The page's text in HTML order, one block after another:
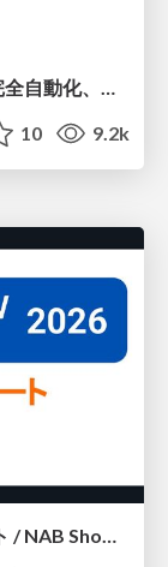
「エンジニア進化論」2028年の開発完全自動化、エンジニアはどう進化するか
10 9.2k
NAB Show 2026 動画技術関連レポート / NAB Show 2026 Report